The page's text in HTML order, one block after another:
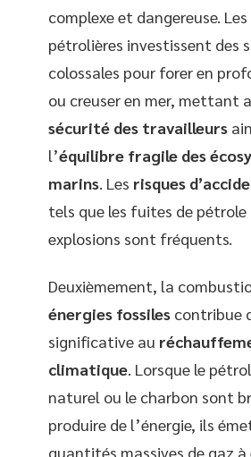
complexe et dangereuse.
pétrolières investissent des
colossales pour forer en
ou creuser en mer, mettant
sécurité des travailleurs
l’équilibre fragile des
marins . Les risques
tels que les fuites de pétrole
explosions sont fréquents.
Deuxièmement, la
énergies fossiles contribue
significative au
climatique. Lorsque le
naturel ou le charbon sont
produire de l’énergie, ils
quantités massives de gaz